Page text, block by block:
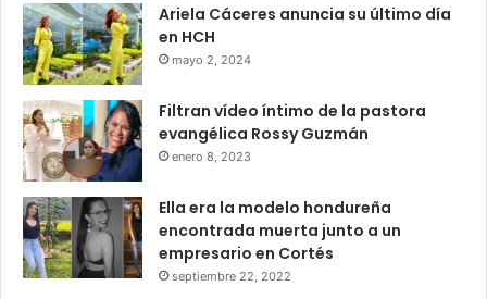
Ariela Cáceres anuncia su último día
en HCH
mayo 2, 2024
Filtran vídeo íntimo de la pastora
evangélica Rossy Guzmán
enero 8, 2023
Ella era la modelo hondureña
encontrada muerta junto a un
empresario en Cortés
septiembre 22, 2022